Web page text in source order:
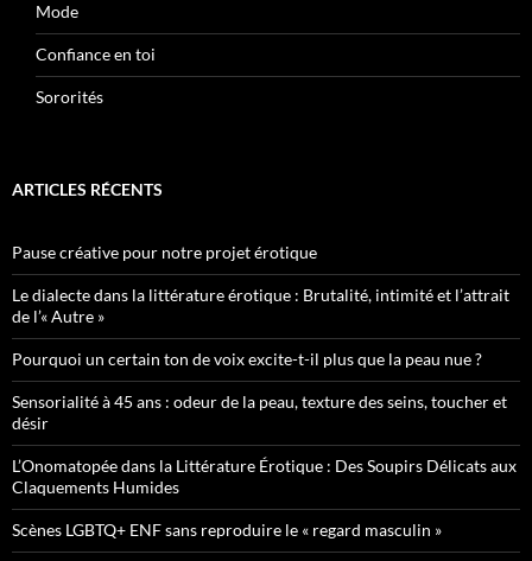
Mode
Confiance en toi
Sororités
ARTICLES RÉCENTS
Pause créative pour notre projet érotique
Le dialecte dans la littérature érotique : Brutalité, intimité et l’attrait
de l’« Autre »
Pourquoi un certain ton de voix excite-t-il plus que la peau nue ?
Sensorialité à 45 ans : odeur de la peau, texture des seins, toucher et
désir
L’Onomatopée dans la Littérature Érotique : Des Soupirs Délicats aux
Claquements Humides
Scènes LGBTQ+ ENF sans reproduire le « regard masculin »